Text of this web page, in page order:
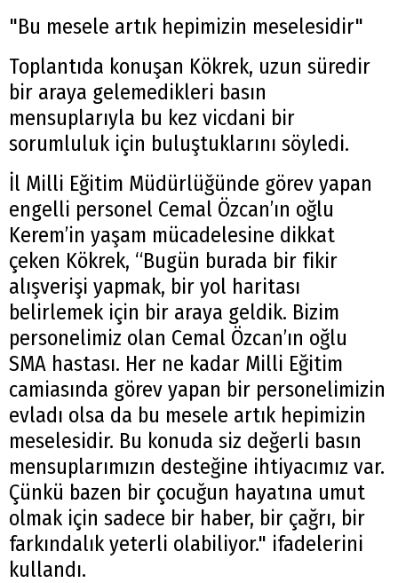
"Bu mesele artık hepimizin meselesidir"
Toplantıda konuşan Kökrek, uzun süredir
bir araya gelemedikleri basın
mensuplarıyla bu kez vicdani bir
sorumluluk için buluştuklarını söyledi.
İl Milli Eğitim Müdürlüğünde görev yapan
engelli personel Cemal Özcan’ın oğlu
Kerem’in yaşam mücadelesine dikkat
çeken Kökrek, “Bugün burada bir fikir
alışverişi yapmak, bir yol haritası
belirlemek için bir araya geldik. Bizim
personelimiz olan Cemal Özcan’ın oğlu
SMA hastası. Her ne kadar Milli Eğitim
camiasında görev yapan bir personelimizin
evladı olsa da bu mesele artık hepimizin
meselesidir. Bu konuda siz değerli basın
mensuplarımızın desteğine ihtiyacımız var.
Çünkü bazen bir çocuğun hayatına umut
olmak için sadece bir haber, bir çağrı, bir
farkındalık yeterli olabiliyor." ifadelerini
kullandı.